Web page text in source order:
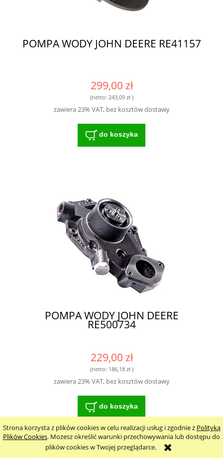
Strona korzysta z plików cookies w celu realizacji usług i zgodnie z Polityką
Plików Cookies. Możesz określić warunki przechowywania lub dostępu do
plików cookies w Twojej przeglądarce.
POMPA WODY JOHN DEERE RE41157
299,00 zł
(netto: 243,09 zł)
zawiera 23% VAT, bez kosztów dostawy
do koszyka
POMPA WODY JOHN DEERE
RE500734
229,00 zł
(netto: 186,18 zł)
zawiera 23% VAT, bez kosztów dostawy
do koszyka